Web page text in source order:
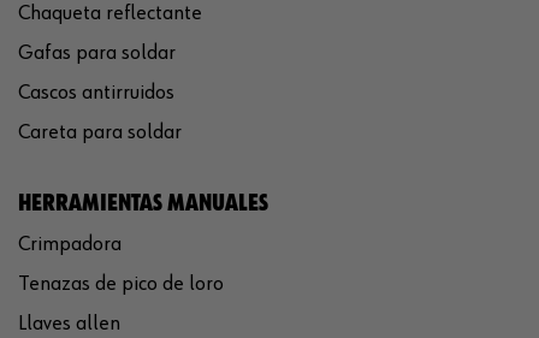
Chaqueta reflectante
Gafas para soldar
Cascos antirruidos
Careta para soldar
HERRAMIENTAS MANUALES
Crimpadora
Tenazas de pico de loro
Llaves allen